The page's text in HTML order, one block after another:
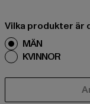
Vilka produkter är
MÄN
KVINNOR